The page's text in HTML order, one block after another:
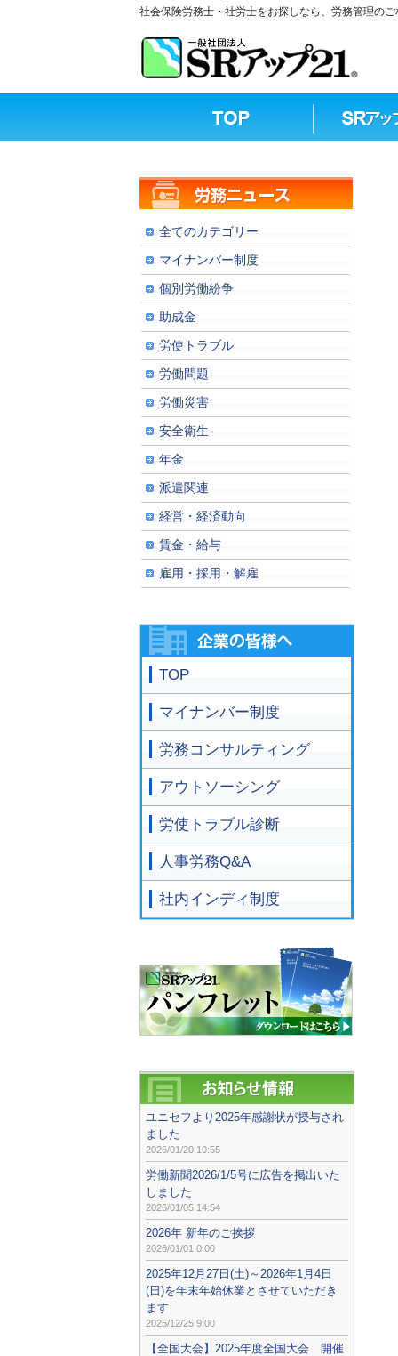
社会保険労務士・社労士をお探しなら、労務管理の
全てのカテゴリー
マイナンバー制度
個別労働紛争
助成金
労使トラブル
労働問題
労働災害
安全衛生
年金
派遣関連
経営・経済動向
賃金・給与
雇用・採用・解雇
TOP
マイナンバー制度
労務コンサルティング
アウトソーシング
労使トラブル診断
人事労務Q&A
社内インディ制度
ユニセフより2025年感謝状が授与され
ました
2026/01/20 10:55
労働新聞2026/1/5号に広告を掲出いた
しました
2026/01/05 14:54
2026年 新年のご挨拶
2026/01/01 0:00
2025年12月27日(土)～2026年1月4日
(日)を年末年始休業とさせていただき
ます
2025/12/25 9:00
【全国大会】2025年度全国大会 開催